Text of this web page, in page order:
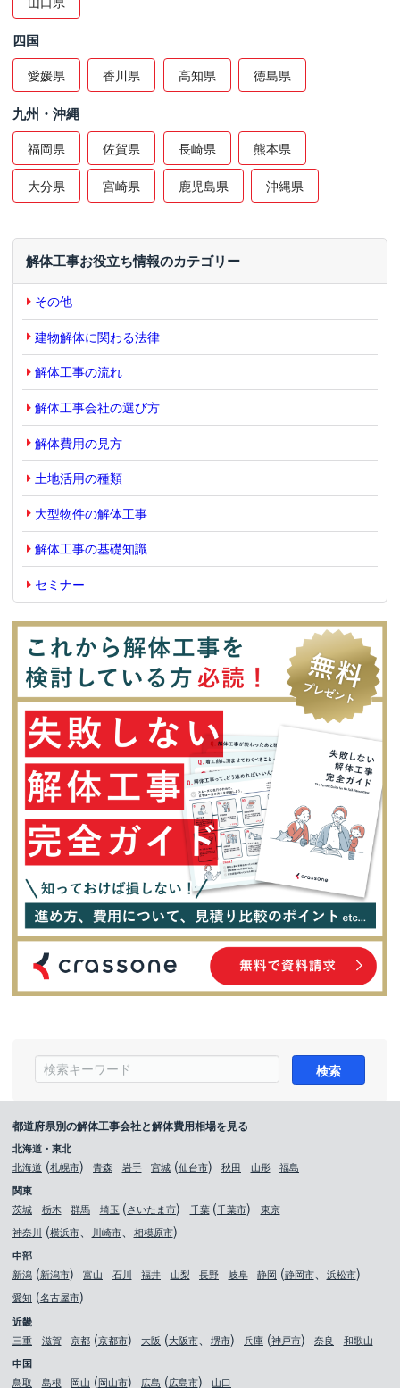
四国
愛媛県 香川県 高知県 徳島県
九州・沖縄
福岡県 佐賀県 長崎県 熊本県
大分県 宮崎県 鹿児島県 沖縄県
解体工事お役立ち情報のカテゴリー
その他
建物解体に関わる法律
解体工事の流れ
解体工事会社の選び方
解体費用の見方
土地活用の種類
大型物件の解体工事
解体工事の基礎知識
セミナー
都道府県別の解体工事会社と解体費用相場を見る
北海道・東北
北海道
札幌市 青森 岩手 宮城 仙台市 秋田 山形
福島
関東
茨城
栃木 群馬 埼玉 さいたま市 千葉 千葉市
東京
神奈川
横浜市 川崎市
相模原市
中部
新潟 新潟市 富山 石川 福井 山梨 長野 岐阜 静岡 静岡市
浜松市
愛知
名古屋市
近畿
三重
滋賀 京都 京都市 大阪 大阪市 堺市 兵庫 神戸市 奈良
和歌山
中国
鳥取
島根 岡山 岡山市 広島 広島市 山口